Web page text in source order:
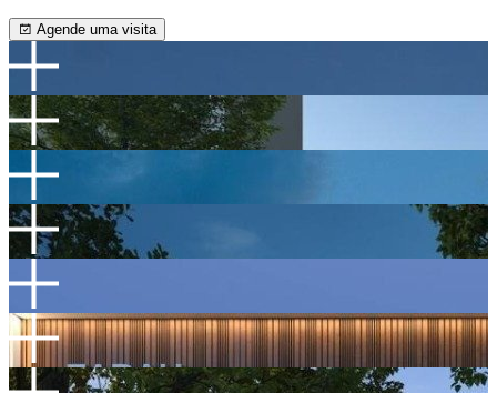
Agende uma visita